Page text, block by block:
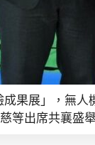
果展」，無
等出席共襄盛